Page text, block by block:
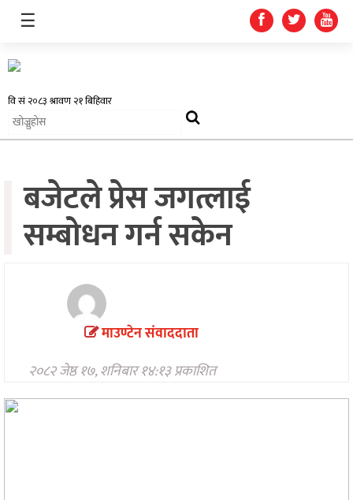
समाचार
प्रदेश
राजनीति
स्वास्थ्य
अन्तर्राष्ट्रिय
मनोरन्जन
अन्तरवार्ता/
☰
बजेटले प्रेस जगत्लाई
सम्बोधन गर्न सकेन
माउण्टेन संवाददाता
२०८२ जेष्ठ १७, शनिबार १४:१३ प्रकाशित